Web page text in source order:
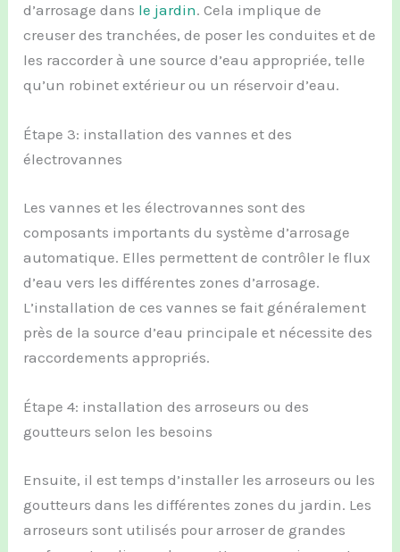
d’arrosage dans le jardin. Cela implique de
creuser des tranchées, de poser les conduites et de
les raccorder à une source d’eau appropriée, telle
qu’un robinet extérieur ou un réservoir d’eau.
Étape 3: installation des vannes et des
électrovannes
Les vannes et les électrovannes sont des
composants importants du système d’arrosage
automatique. Elles permettent de contrôler le flux
d’eau vers les différentes zones d’arrosage.
L’installation de ces vannes se fait généralement
près de la source d’eau principale et nécessite des
raccordements appropriés.
Étape 4: installation des arroseurs ou des
goutteurs selon les besoins
Ensuite, il est temps d’installer les arroseurs ou les
goutteurs dans les différentes zones du jardin. Les
arroseurs sont utilisés pour arroser de grandes